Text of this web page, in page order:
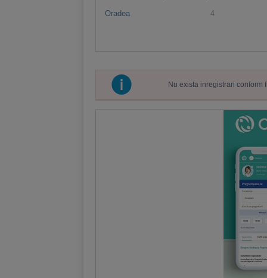
Oradea 4
Nu exista inregistrari